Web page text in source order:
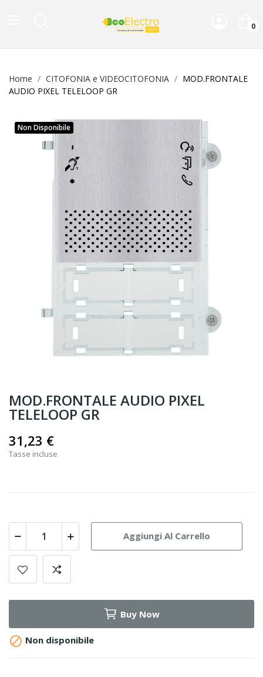
0
Home CITOFONIA e VIDEOCITOFONIA
MOD.FRONTALE
AUDIO PIXEL TELELOOP GR
Non Disponibile
MOD.FRONTALE AUDIO PIXEL
TELELOOP GR
31,23 €
Tasse incluse
Aggiungi Al Carrello
Buy Now
 Non disponibile